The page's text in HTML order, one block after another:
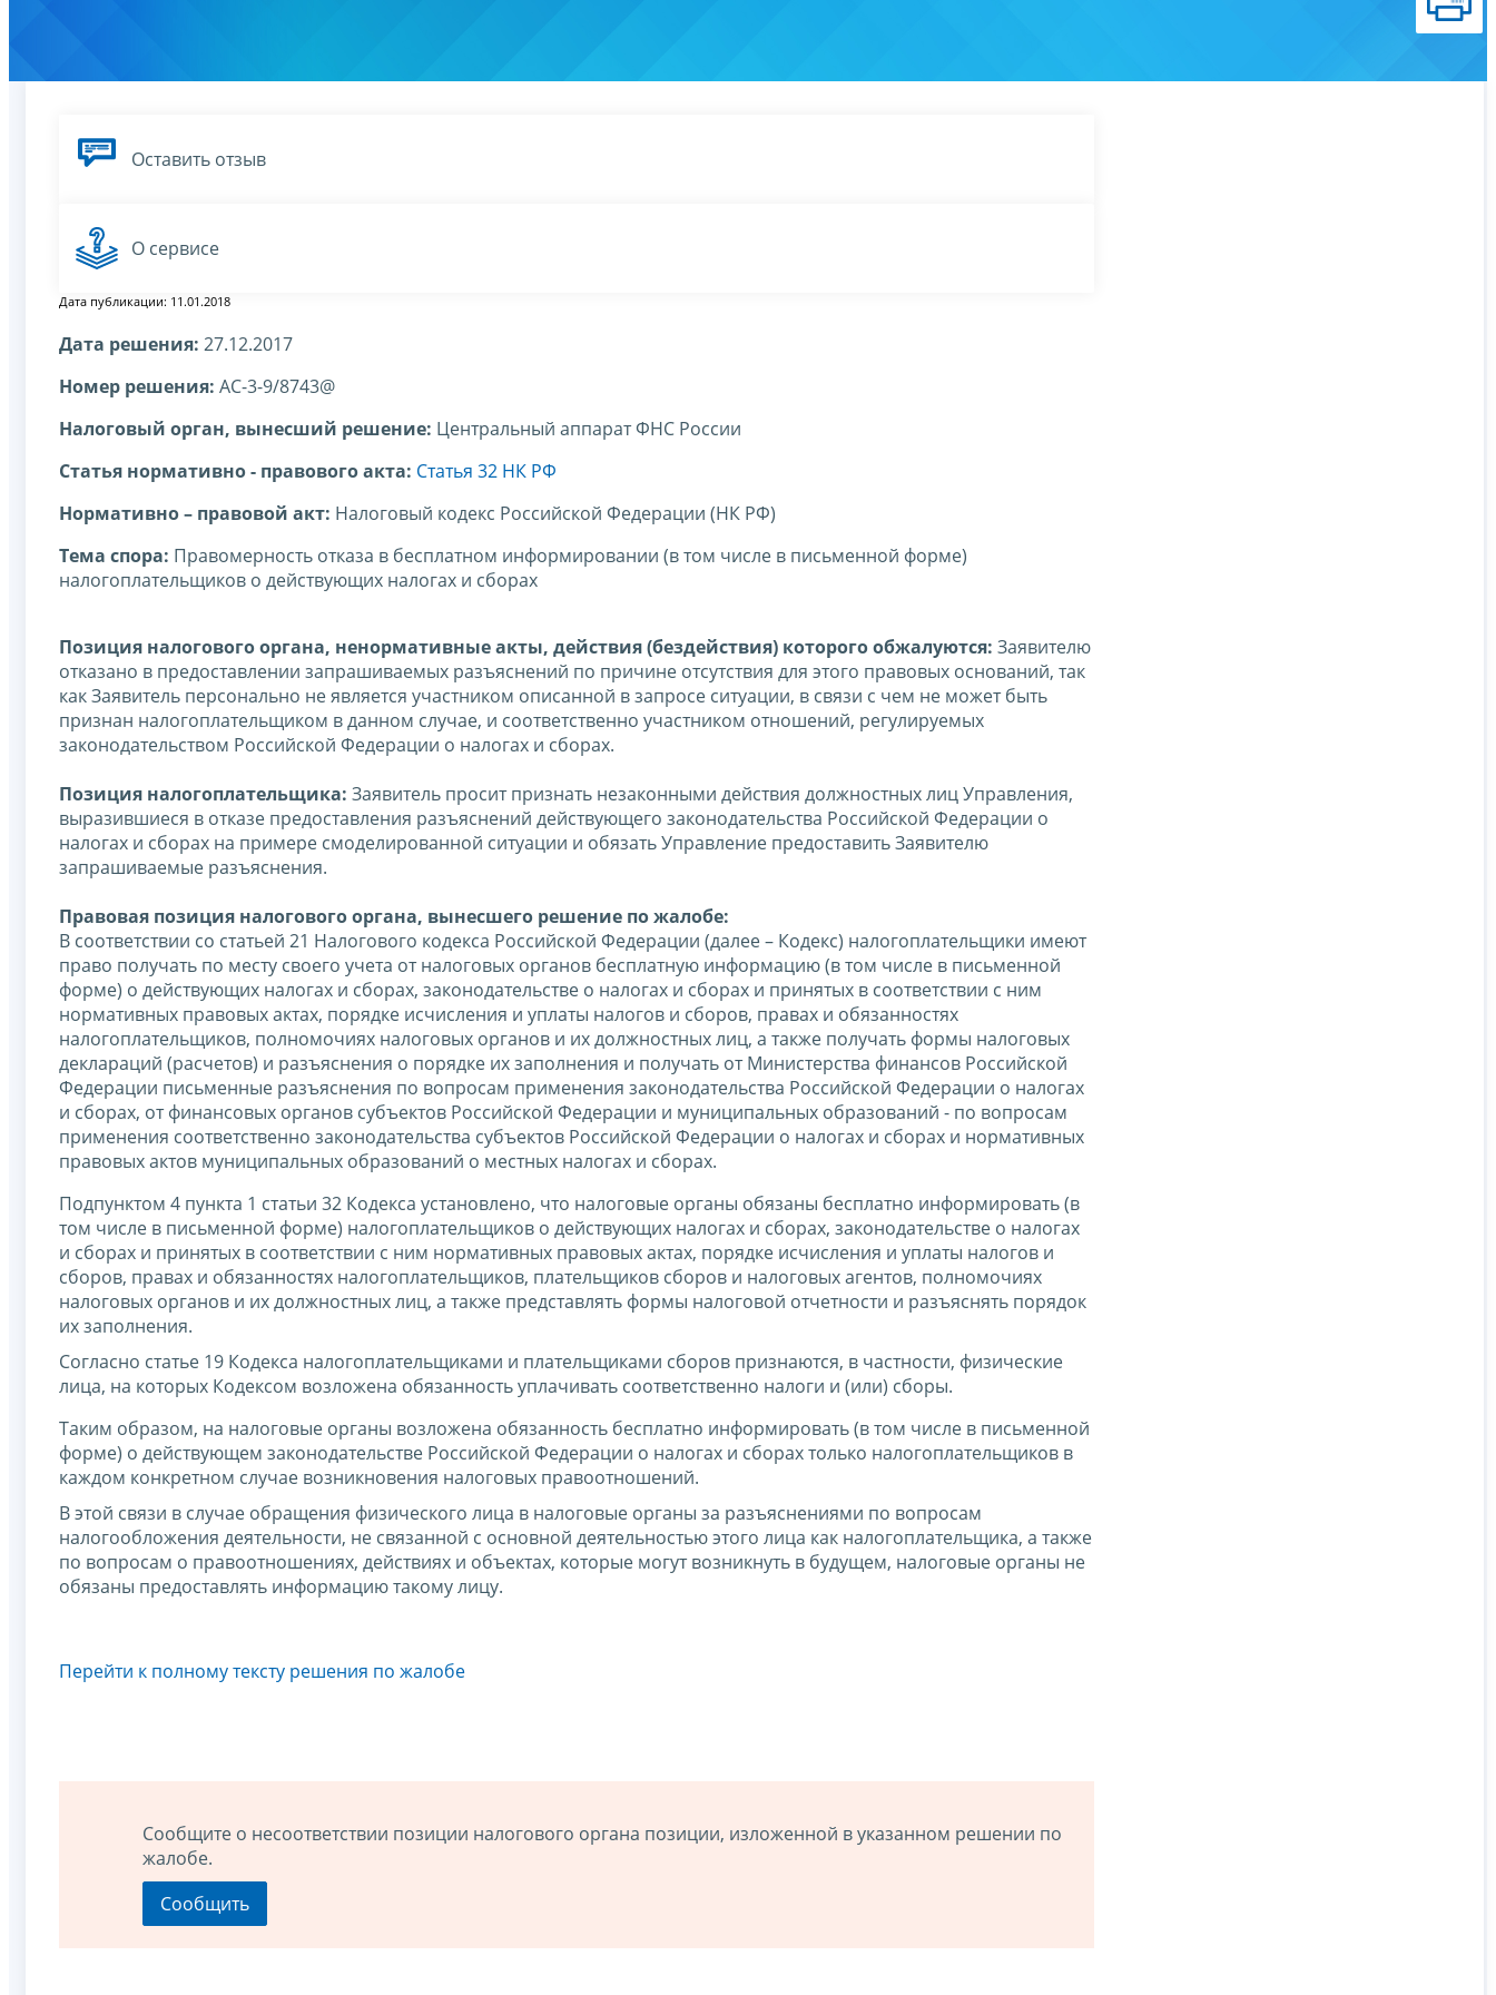
Оставить отзыв
О сервисе
Дата публикации: 11.01.2018
Дата решения: 27.12.2017
Номер решения: АС-3-9/8743@
Налоговый орган, вынесший решение: Центральный аппарат ФНС России
Статья нормативно - правового акта: Статья 32 НК РФ
Нормативно – правовой акт: Налоговый кодекс Российской Федерации (НК РФ)
Тема спора: Правомерность отказа в бесплатном информировании (в том числе в письменной форме)
налогоплательщиков о действующих налогах и сборах
Позиция налогового органа, ненормативные акты, действия (бездействия) которого обжалуются: Заявителю
отказано в предоставлении запрашиваемых разъяснений по причине отсутствия для этого правовых оснований, так
как Заявитель персонально не является участником описанной в запросе ситуации, в связи с чем не может быть
признан налогоплательщиком в данном случае, и соответственно участником отношений, регулируемых
законодательством Российской Федерации о налогах и сборах.
Позиция налогоплательщика: Заявитель просит признать незаконными действия должностных лиц Управления,
выразившиеся в отказе предоставления разъяснений действующего законодательства Российской Федерации о
налогах и сборах на примере смоделированной ситуации и обязать Управление предоставить Заявителю
запрашиваемые разъяснения.
Правовая позиция налогового органа, вынесшего решение по жалобе:
В соответствии со статьей 21 Налогового кодекса Российской Федерации (далее – Кодекс) налогоплательщики имеют
право получать по месту своего учета от налоговых органов бесплатную информацию (в том числе в письменной
форме) о действующих налогах и сборах, законодательстве о налогах и сборах и принятых в соответствии с ним
нормативных правовых актах, порядке исчисления и уплаты налогов и сборов, правах и обязанностях
налогоплательщиков, полномочиях налоговых органов и их должностных лиц, а также получать формы налоговых
деклараций (расчетов) и разъяснения о порядке их заполнения и получать от Министерства финансов Российской
Федерации письменные разъяснения по вопросам применения законодательства Российской Федерации о налогах
и сборах, от финансовых органов субъектов Российской Федерации и муниципальных образований - по вопросам
применения соответственно законодательства субъектов Российской Федерации о налогах и сборах и нормативных
правовых актов муниципальных образований о местных налогах и сборах.
Подпунктом 4 пункта 1 статьи 32 Кодекса установлено, что налоговые органы обязаны бесплатно информировать (в
том числе в письменной форме) налогоплательщиков о действующих налогах и сборах, законодательстве о налогах
и сборах и принятых в соответствии с ним нормативных правовых актах, порядке исчисления и уплаты налогов и
сборов, правах и обязанностях налогоплательщиков, плательщиков сборов и налоговых агентов, полномочиях
налоговых органов и их должностных лиц, а также представлять формы налоговой отчетности и разъяснять порядок
их заполнения.
Согласно статье 19 Кодекса налогоплательщиками и плательщиками сборов признаются, в частности, физические
лица, на которых Кодексом возложена обязанность уплачивать соответственно налоги и (или) сборы.
Таким образом, на налоговые органы возложена обязанность бесплатно информировать (в том числе в письменной
форме) о действующем законодательстве Российской Федерации о налогах и сборах только налогоплательщиков в
каждом конкретном случае возникновения налоговых правоотношений.
В этой связи в случае обращения физического лица в налоговые органы за разъяснениями по вопросам
налогообложения деятельности, не связанной с основной деятельностью этого лица как налогоплательщика, а также
по вопросам о правоотношениях, действиях и объектах, которые могут возникнуть в будущем, налоговые органы не
обязаны предоставлять информацию такому лицу.
Перейти к полному тексту решения по жалобе
Сообщите о несоответствии позиции налогового органа позиции, изложенной в указанном решении по
жалобе.